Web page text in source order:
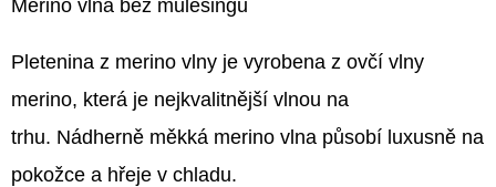
Merino vlna bez mulesingu
Pletenina z merino vlny je vyrobena z ovčí vlny
merino, která je nejkvalitnější vlnou na
trhu. Nádherně měkká merino vlna působí luxusně na
pokožce a hřeje v chladu.